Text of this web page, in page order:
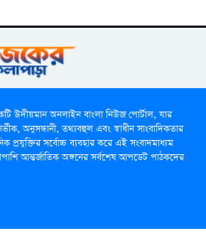
উদীয়মান অনলাইন বাংলা নিউজ পোর্টাল, যার
অনুসন্ধানী, তথ্যবহুল এবং স্বাধীন সাংবাদিকতার
প্রযুক্তির সর্বোচ্চ ব্যবহার করে এই সংবাদমাধ্যম
আন্তর্জাতিক অঙ্গনের সর্বশেষ আপডেট পাঠকদের